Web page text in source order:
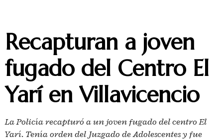
Recapturan a joven
fugado del Centro El
Yarí en Villavicencio
La Policía recapturó a un joven fugado del centro El
Yarí. Tenía orden del Juzgado de Adolescentes y fue